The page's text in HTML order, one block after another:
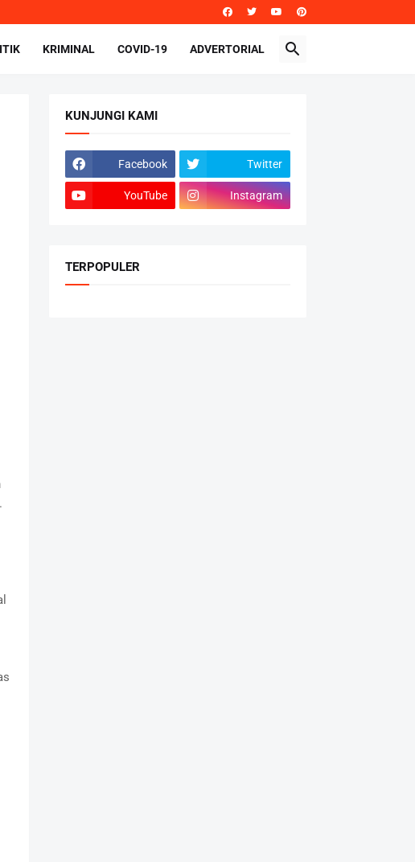
KRIMINAL COVID-19 ADVERTORIAL
KUNJUNGI KAMI
Facebook Twitter
YouTube Instagram
TERPOPULER